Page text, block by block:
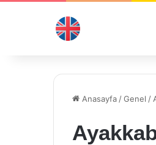
Anasayfa /Genel /